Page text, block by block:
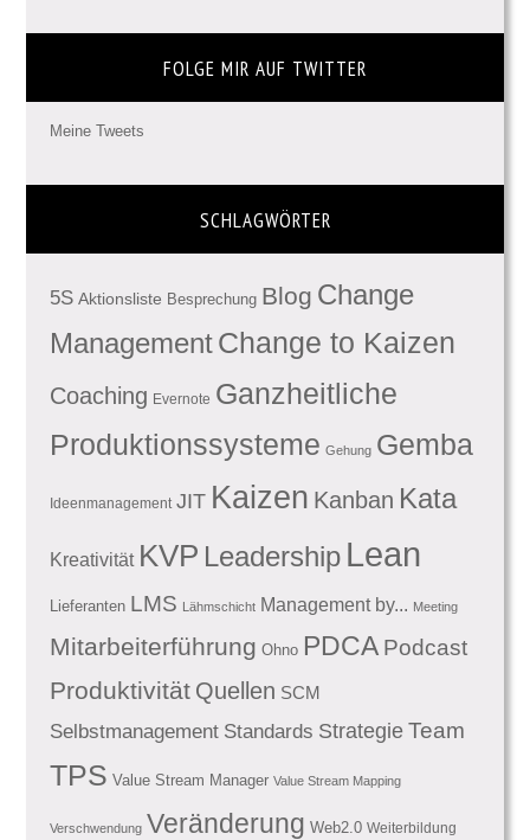
FOLGE MIR AUF TWITTER
Meine Tweets
SCHLAGWÖRTER
5S Aktionsliste Besprechung Blog Change
ManagementChange to Kaizen
Coaching Evernote Ganzheitliche
Produktionssysteme Gehung Gemba
Ideenmanagement JIT Kaizen Kanban Kata
Kreativität KVP Leadership Lean
Lieferanten LMS Lähmschicht Management by... Meeting
Mitarbeiterführung Ohno PDCA Podcast
Produktivität Quellen SCM
Selbstmanagement Standards Strategie Team
TPS Value Stream Manager Value Stream Mapping
Verschwendung Veränderung Web2.0 Weiterbildung